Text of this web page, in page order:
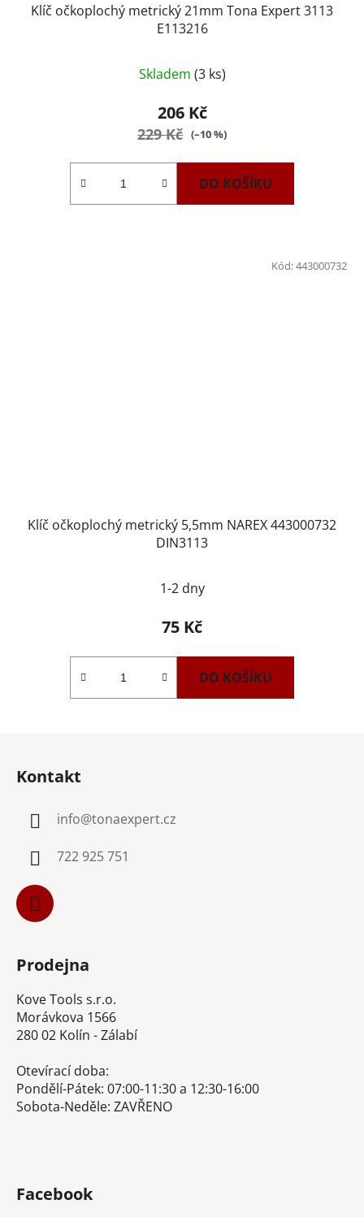
Klíč očkoplochý metrický 21mm Tona Expert 3113
E113216
hodnocení
produktu
je
Skladem (3 ks)
206 Kč
229 Kč (–10 %)
DO KOŠÍKU
Klíč očkoplochý metrický 5,5mm NAREX 443000732
DIN3113
1-2 dny
75 Kč
DO KOŠÍKU
Kód:443000732
Kontakt
info@tonaexpert.cz
722 925 751
Prodejna
Kove Tools s.r.o.
Morávkova 1566
280 02 Kolín - Zálabí
Otevírací doba:
Pondělí-Pátek: 07:00-11:30 a 12:30-16:00
Sobota-Neděle: ZAVŘENO
Facebook